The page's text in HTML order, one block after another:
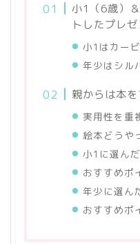
小1（6歳）
トしたプレゼ
小1はカー
年少はシル
親からは本
実用性を重
絵本どうや
小1に選ん
おすすめポ
年少に選ん
おすすめポ